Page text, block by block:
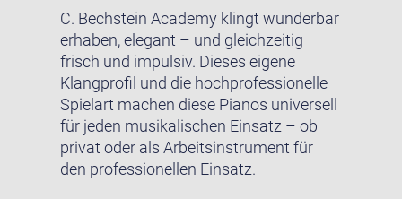
C. Bechstein Academy klingt wunderbar
erhaben, elegant – und gleichzeitig
frisch und impulsiv. Dieses eigene
Klangprofil und die hochprofessionelle
Spielart machen diese Pianos universell
für jeden musikalischen Einsatz – ob
privat oder als Arbeitsinstrument für
den professionellen Einsatz.